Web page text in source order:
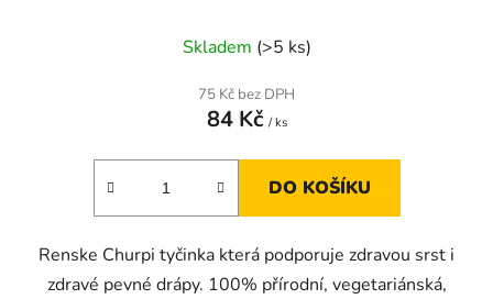
Skladem (>5 ks)
75 Kč bez DPH
84 Kč / ks
DO KOŠÍKU
Renske Churpi tyčinka která podporuje zdravou srst i
zdravé pevné drápy. 100% přírodní, vegetariánská,